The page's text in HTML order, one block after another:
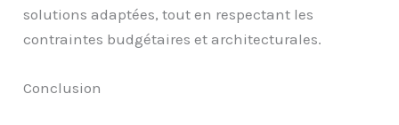
solutions adaptées, tout en respectant les
contraintes budgétaires et architecturales.
Conclusion